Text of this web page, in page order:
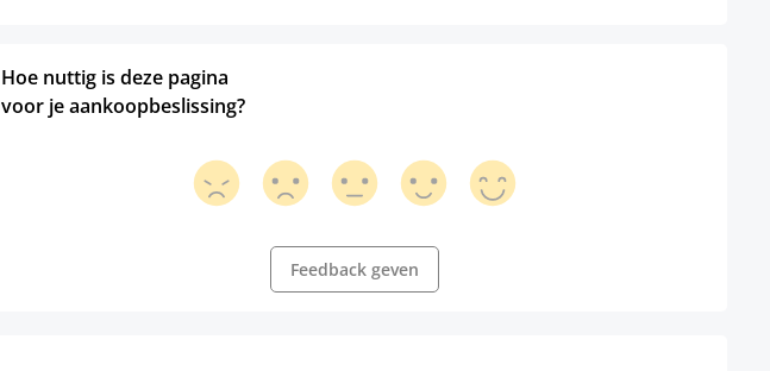
Hoe nuttig is deze pagina
voor je aankoopbeslissing?
Feedback geven